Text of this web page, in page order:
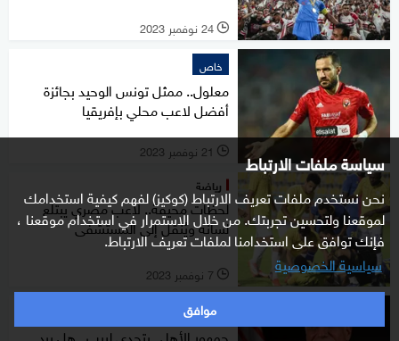
سياسة ملفات الارتباط
نحن نستخدم ملفات تعريف الارتباط (كوكيز) لفهم كيفية استخدامك
لموقعنا ولتحسين تجربتك. من خلال الاستمرار في استخدام موقعنا ،
فإنك توافق على استخدامنا لملفات تعريف الارتباط.
سياسية الخصوصية
موافق
l 24 نوفمبر 2023
خاص
معلول.. ممثل تونس الوحيد بجائزة
أفضل لاعب محلي بإفريقيا
l 21 نوفمبر 2023
رياضة
لحظات مخيفة.. لاعب مصري يبتلع
لسانه ويُنقل إلى المستشفى
l 7 نوفمبر 2023
خاص